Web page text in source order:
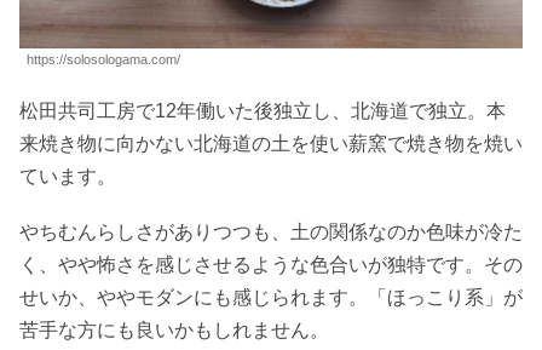
https://solosologama.com/
松田共司工房で12年働いた後独立し、北海道で独立。本
来焼き物に向かない北海道の土を使い薪窯で焼き物を焼い
ています。
やちむんらしさがありつつも、土の関係なのか色味が冷た
く、やや怖さを感じさせるような色合いが独特です。その
せいか、ややモダンにも感じられます。「ほっこり系」が
苦手な方にも良いかもしれません。